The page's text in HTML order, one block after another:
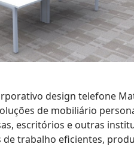
design telefone
de mobiliário
escritórios e outras
trabalho eficientes,